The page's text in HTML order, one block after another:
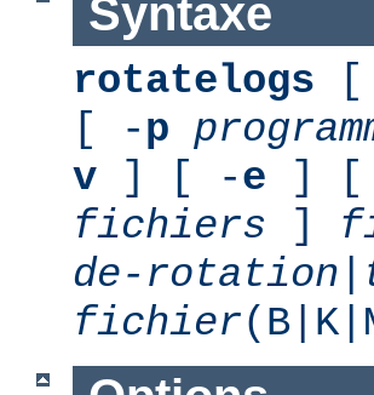
Syntaxe
rotatelogs [
[ -p
v ] [ -e ] [
fichiers ]
de-rotation
fichier